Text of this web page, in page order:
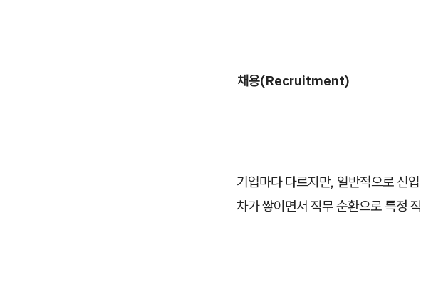
채용(Recruitment)
기업마다 다르지만, 일반적으로 신
차가 쌓이면서 직무 순환으로 특정